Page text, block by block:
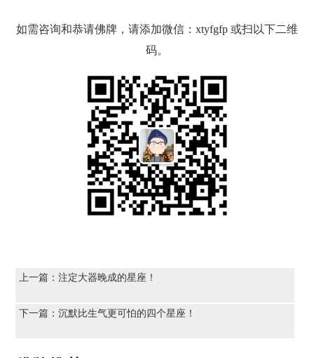
如需咨询和恭请佛牌，请添加微信：xtyfgfp 或扫以下二维
码。
上一篇：注定大器晚成的星座！
下一篇：沉默比生气更可怕的四个星座！